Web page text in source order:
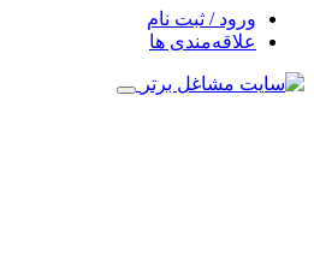
ورود / ثبت نام
علاقه‌مندی ها